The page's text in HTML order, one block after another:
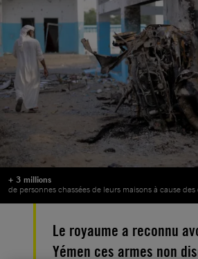
+ 3 millions
de personnes chassées de leurs maisons à cause des
Le royaume a reconnu
Yémen ces armes non